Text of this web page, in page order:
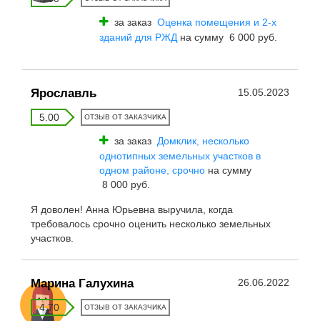
за заказ Оценка помещения и 2-х
зданий для РЖД на сумму 6 000 руб.
Ярославль 15.05.2023
5.00 ОТЗЫВ ОТ ЗАКАЗЧИКА
за заказ Домклик, несколько
однотипных земельных участков в
одном районе, срочно на сумму
8 000 руб.
Я доволен! Анна Юрьевна выручила, когда
требовалось срочно оценить несколько земельных
участков.
Марина Галухина 26.06.2022
4.70 ОТЗЫВ ОТ ЗАКАЗЧИКА